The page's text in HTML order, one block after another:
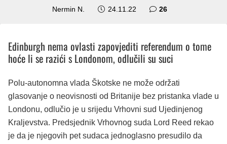
Nermin N. 24.11.22 26komentara
Edinburgh nema ovlasti zapovjediti referendum o tome
hoće li se razići s Londonom, odlučili su suci
Polu-autonomna vlada Škotske ne može održati
glasovanje o neovisnosti od Britanije bez pristanka vlade u
Londonu, odlučio je u srijedu Vrhovni sud Ujedinjenog
Kraljevstva. Predsjednik Vrhovnog suda Lord Reed rekao
je da je njegovih pet sudaca jednoglasno presudilo da